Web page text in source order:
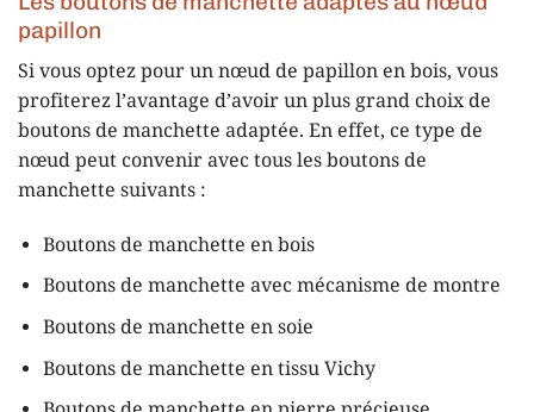
papillon
Si vous optez pour un nœud de papillon en bois, vous
profiterez l’avantage d’avoir un plus grand choix de
boutons de manchette adaptée. En effet, ce type de
nœud peut convenir avec tous les boutons de
manchette suivants :
Boutons de manchette en bois
Boutons de manchette avec mécanisme de montre
Boutons de manchette en soie
Boutons de manchette en tissu Vichy